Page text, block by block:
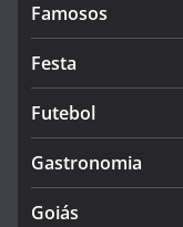
Famosos
Festa
Futebol
Gastronomia
Goiás